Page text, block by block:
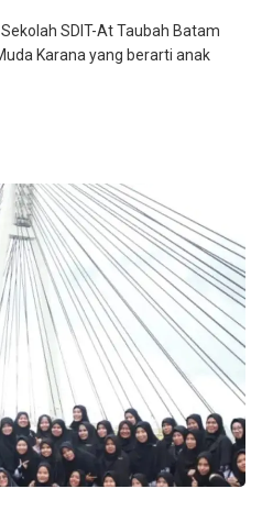
SDIT-At Taubah Batam
Karana yang berarti anak